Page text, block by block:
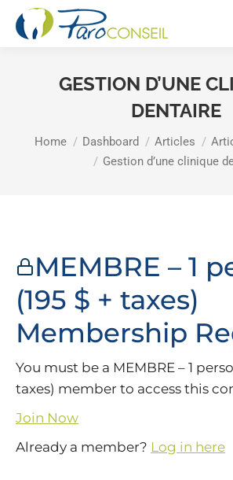
GESTION D’UNE
DENTAIRE
You are here:
Home Dashboard Articles
Gestion d’une clinique
MEMBRE – 1
(195 $ + taxes)
Membership
You must be a MEMBRE – 1
taxes) member to access this
Join Now
Already a member? Log in here